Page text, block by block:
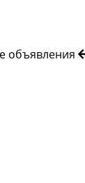
объявления